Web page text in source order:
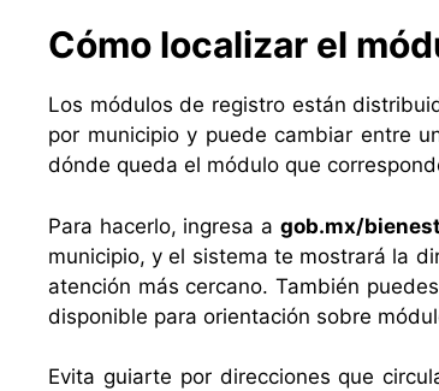
Cómo localizar el
Los módulos de registro están
por municipio y puede cambiar entre
dónde queda el módulo que
Para hacerlo, ingresa a gob.mx/
municipio, y el sistema te mostrará la
atención más cercano. También
disponible para orientación sobre
Evita guiarte por direcciones que